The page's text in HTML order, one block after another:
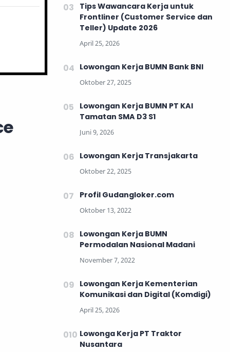
Tips Wawancara Kerja untuk
Frontliner (Customer Service dan
Teller) Update 2026
Lowongan Kerja BUMN Bank BNI
Lowongan Kerja BUMN PT KAI
Tamatan SMA D3 S1
Lowongan Kerja Transjakarta
Profil Gudangloker.com
Lowongan Kerja BUMN
Permodalan Nasional Madani
Lowongan Kerja Kementerian
Komunikasi dan Digital (Komdigi)
Lowonga Kerja PT Traktor
Nusantara